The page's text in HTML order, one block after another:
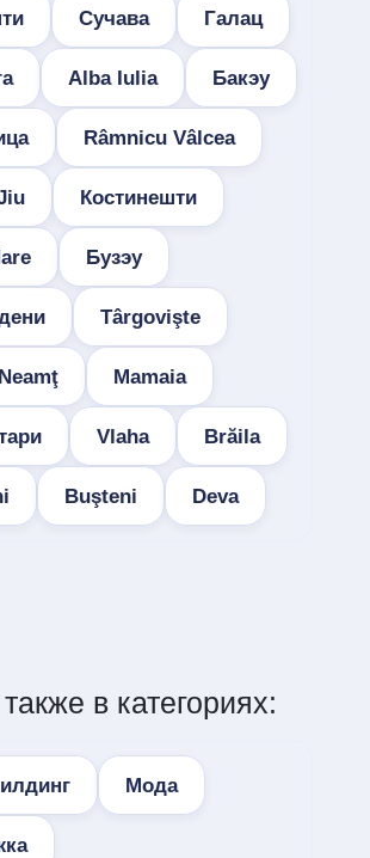
Сучава Галац
Alba Iulia Бакэу
Râmnicu Vâlcea
Костинешти
Бузэу
Târgovişte
Mamaia
Vlaha Brăila
Buşteni Deva
в категориях:
Мода